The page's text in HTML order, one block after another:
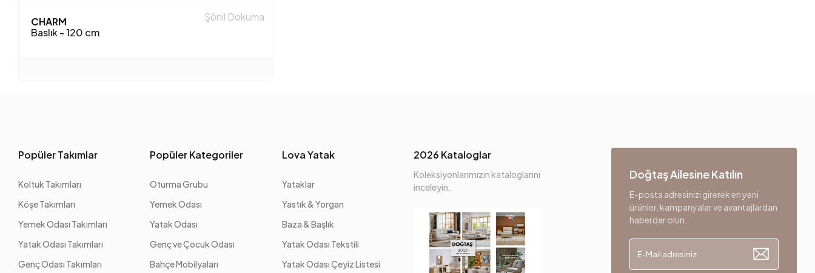
CHARM
Baslık - 120 cm
Şönil Dokuma
Popüler Takımlar
Koltuk Takımları
Köşe Takımları
Yemek Odası Takımları
Yatak Odası Takımları
Genç Odası Takımları
Popüler Kategoriler
Oturma Grubu
Yemek Odası
Yatak Odası
Genç ve Çocuk Odası
Bahçe Mobilyaları
Lova Yatak
Yataklar
Yastık & Yorgan
Baza & Başlık
Yatak Odası Tekstili
Yatak Odası Çeyiz Listesi
2026 Kataloglar
Koleksiyonlarımızın kataloglarını
inceleyin.
Doğtaş Ailesine Katılın
E-posta adresinizi girerek en yeni
ürünler, kampanyalar ve avantajlardan
haberdar olun.